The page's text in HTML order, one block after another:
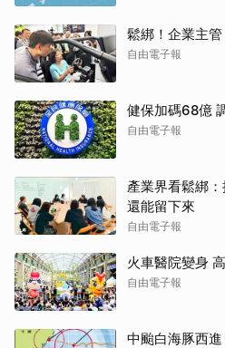
鬆綁！企業主
自由電子報
健保加碼68億
自由電子報
產業界看鬆綁
還能留下來
自由電子報
火車醫院變身
自由電子報
中颱白海豚西